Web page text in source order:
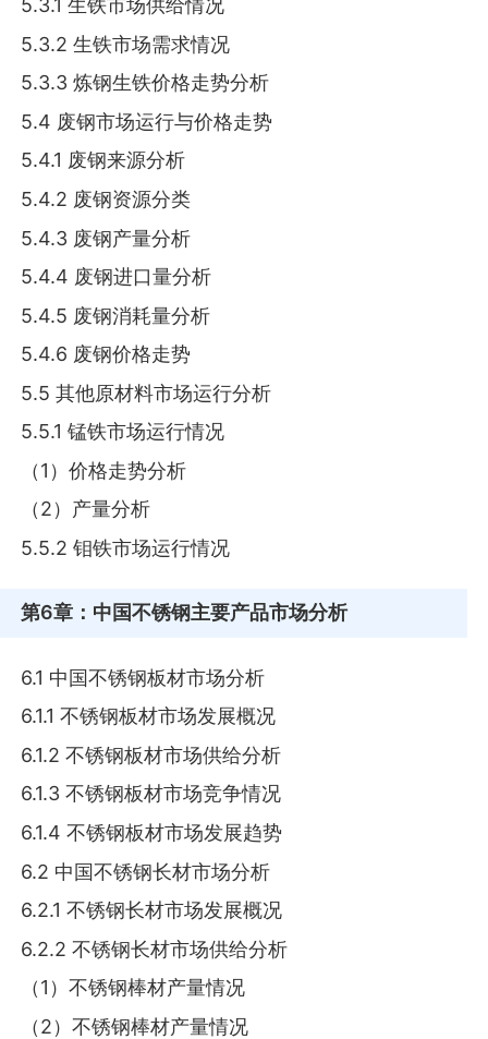
5.3.1 生铁市场供给情况
5.3.2 生铁市场需求情况
5.3.3 炼钢生铁价格走势分析
5.4 废钢市场运行与价格走势
5.4.1 废钢来源分析
5.4.2 废钢资源分类
5.4.3 废钢产量分析
5.4.4 废钢进口量分析
5.4.5 废钢消耗量分析
5.4.6 废钢价格走势
5.5 其他原材料市场运行分析
5.5.1 锰铁市场运行情况
（1）价格走势分析
（2）产量分析
5.5.2 钼铁市场运行情况
第6章 ：中国不锈钢主要产品市场分析
6.1 中国不锈钢板材市场分析
6.1.1 不锈钢板材市场发展概况
6.1.2 不锈钢板材市场供给分析
6.1.3 不锈钢板材市场竞争情况
6.1.4 不锈钢板材市场发展趋势
6.2 中国不锈钢长材市场分析
6.2.1 不锈钢长材市场发展概况
6.2.2 不锈钢长材市场供给分析
（1）不锈钢棒材产量情况
（2）不锈钢棒材产量情况